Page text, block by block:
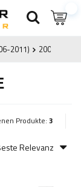
2011) 2006
Produkte: 3
Relevanz